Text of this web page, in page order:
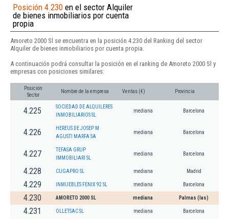
Posición 4.230 en el sector Alquiler
de bienes inmobiliarios por cuenta
propia
Amoreto 2000 Sl se encuentra en la posición 4.230 del Ranking del sector
Alquiler de bienes inmobiliarios por cuenta propia.
A continuación podrá consultar la posición en el ranking de Amoreto 2000 Sl y
empresas con posiciones similares:
Posición
Sector
Nombre de la empresa Ventas (€) Provincia
4.225
SOCIEDAD DE ALQUILERES
INMOBILIARIOS SL
mediana Barcelona
4.226
HEREUS DE JOSEP M
AGUSTI MARFA SA
mediana Barcelona
4.227
TEFASA GRUP
IMMOBILIARI SL
mediana Barcelona
4.228 CUGAPRO SL mediana Madrid
4.229 INMUEBLES FENIX 92 SL mediana Barcelona
4.230 AMORETO 2000 SL mediana Palmas (las)
4.231 OLLETSAC SL mediana Barcelona